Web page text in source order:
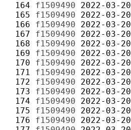
164 f1509490 2022-03-20
165 f1509490 2022-03-20
166 f1509490 2022-03-20
167 f1509490 2022-03-20
168 f1509490 2022-03-20
169 f1509490 2022-03-20
170 f1509490 2022-03-20
171 f1509490 2022-03-20
172 f1509490 2022-03-20
173 f1509490 2022-03-20
174 f1509490 2022-03-20
175 f1509490 2022-03-20
176 f1509490 2022-03-20